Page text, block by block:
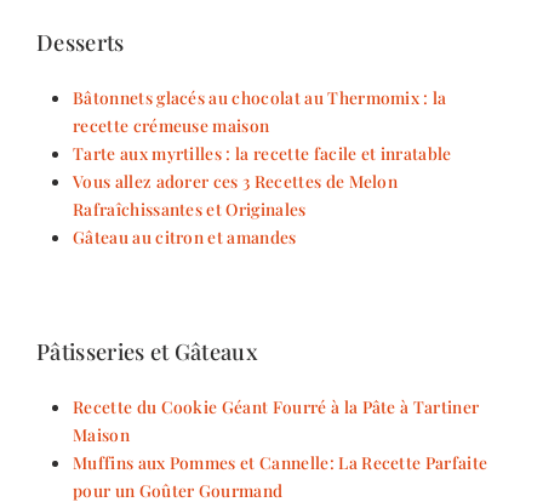
Desserts
Bâtonnets glacés au chocolat au Thermomix : la
recette crémeuse maison
Tarte aux myrtilles : la recette facile et inratable
Vous allez adorer ces 3 Recettes de Melon
Rafraîchissantes et Originales
Gâteau au citron et amandes
Pâtisseries et Gâteaux
Recette du Cookie Géant Fourré à la Pâte à Tartiner
Maison
Muffins aux Pommes et Cannelle: La Recette Parfaite
pour un Goûter Gourmand